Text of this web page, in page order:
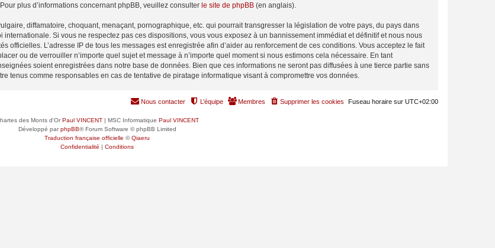
plus d’informations concernant phpBB, veuillez consulter le site de phpBB (en anglais).
diffamatoire, choquant, menaçant, pornographique, etc. qui pourrait transgresser la législation de votre pays, du pays dans
Si vous ne respectez pas ces dispositions, vous vous exposez à un bannissement immédiat et définitif et nous nous
officielles. L’adresse IP de tous les messages est enregistrée afin d’aider au renforcement de ces conditions. Vous acceptez le fait
ou de verrouiller n’importe quel sujet et message à n’importe quel moment si nous estimons cela nécessaire. En tant
soient enregistrées dans notre base de données. Bien que ces informations ne seront pas diffusées à une tierce partie sans
tenus comme responsables en cas de tentative de piratage informatique visant à compromettre vos données.
Fuseau horaire sur UTC+02:00
Supprimer les cookies
Membres
L’équipe
Nous contacter
des Monts d'OrPaul VINCENT| MSC Informatique Paul VINCENT
Développé parphpBB® Forum Software © phpBB Limited
Traduction française officielle ©Qiaeru
Confidentialité | Conditions